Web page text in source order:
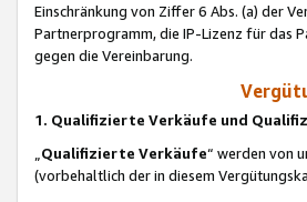
Einschränkung von Ziffer 6 Abs. (a) der
Partnerprogramm, die IP-Lizenz für das
gegen die Vereinbarung.
1. Qualifizierte Verkäufe und
Qualifizierte Verkäufe“ werden von
(vorbehaltlich der in diesem